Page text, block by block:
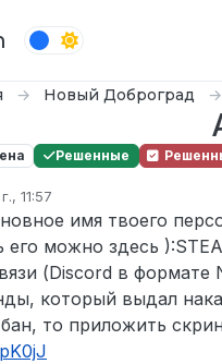
Новый Доброград
Решенные
11:57
имя твоего
его можно здесь
(Discord в формате
который выдал
то приложить